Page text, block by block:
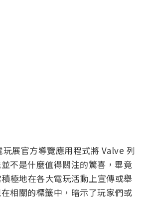
展官方導覽應用程式將 Valve 列
不是什麼值得關注的驚喜，畢竟
極地在各大電玩活動上宣傳或舉
相關的標籤中，暗示了玩家們或